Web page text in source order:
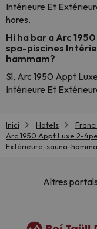
Intérieure Et
hores.
Hi ha bar a Arc
spa-piscines
hammam?
Sí, Arc 1950 Appt
Intérieure Et
Inici Hotels
Arc 1950 Appt Luxe 2-
Extérieure-sauna-
Altres